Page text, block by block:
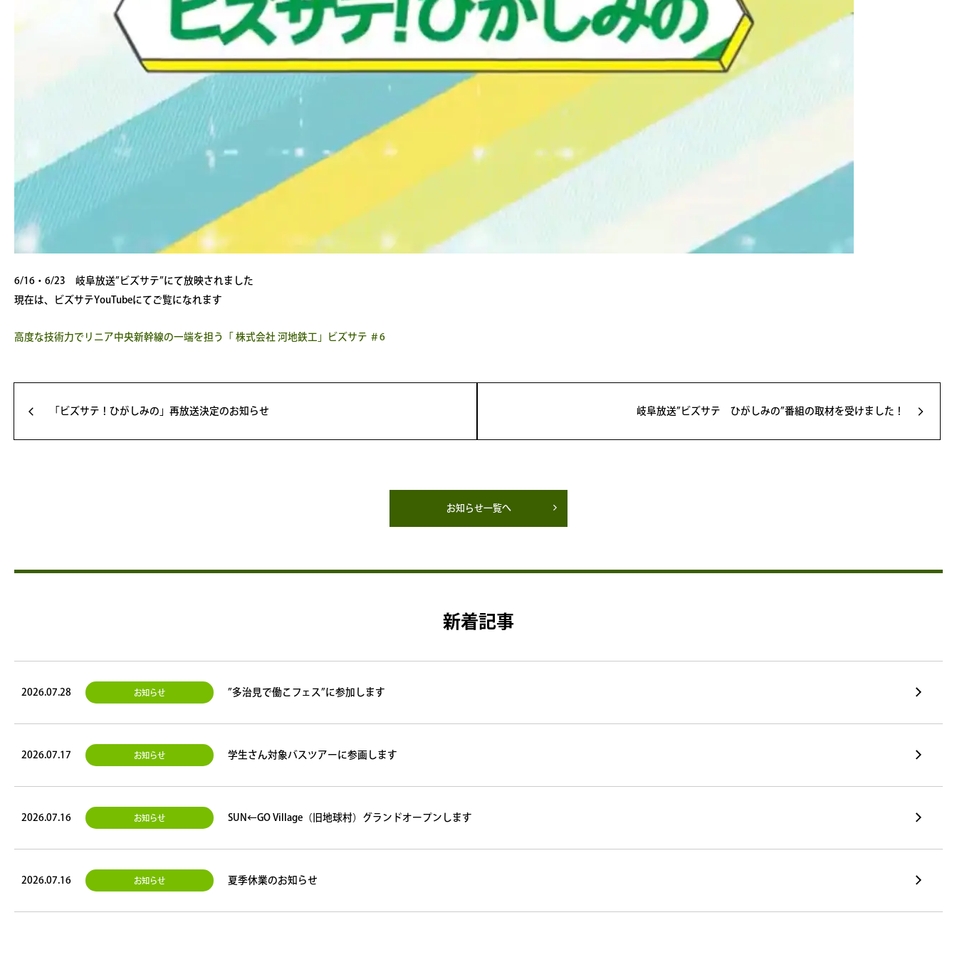
6/16・6/23 岐阜放送”ビズサテ”にて放映されました
現在は、ビズサテYouTubeにてご覧になれます
高度な技術力でリニア中央新幹線の一端を担う「 株式会社 河地鉄工」ビズサテ ＃6
arrow_back_ios 「ビズサテ！ひがしみの」再放送決定のお知らせ 岐阜放送”ビズサテ ひがしみの”番組の取材を受けました！ arrow_forward_ios
お知らせ一覧へ
新着記事
2026.07.28 お知らせ ”多治見で働こフェス”に参加します
2026.07.17 お知らせ 学生さん対象バスツアーに参画します
2026.07.16 お知らせ SUN←GO Village（旧地球村）グランドオープンします
2026.07.16 お知らせ 夏季休業のお知らせ